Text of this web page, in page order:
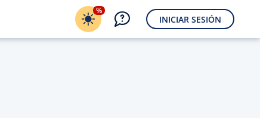
%
INICIAR SESIÓN